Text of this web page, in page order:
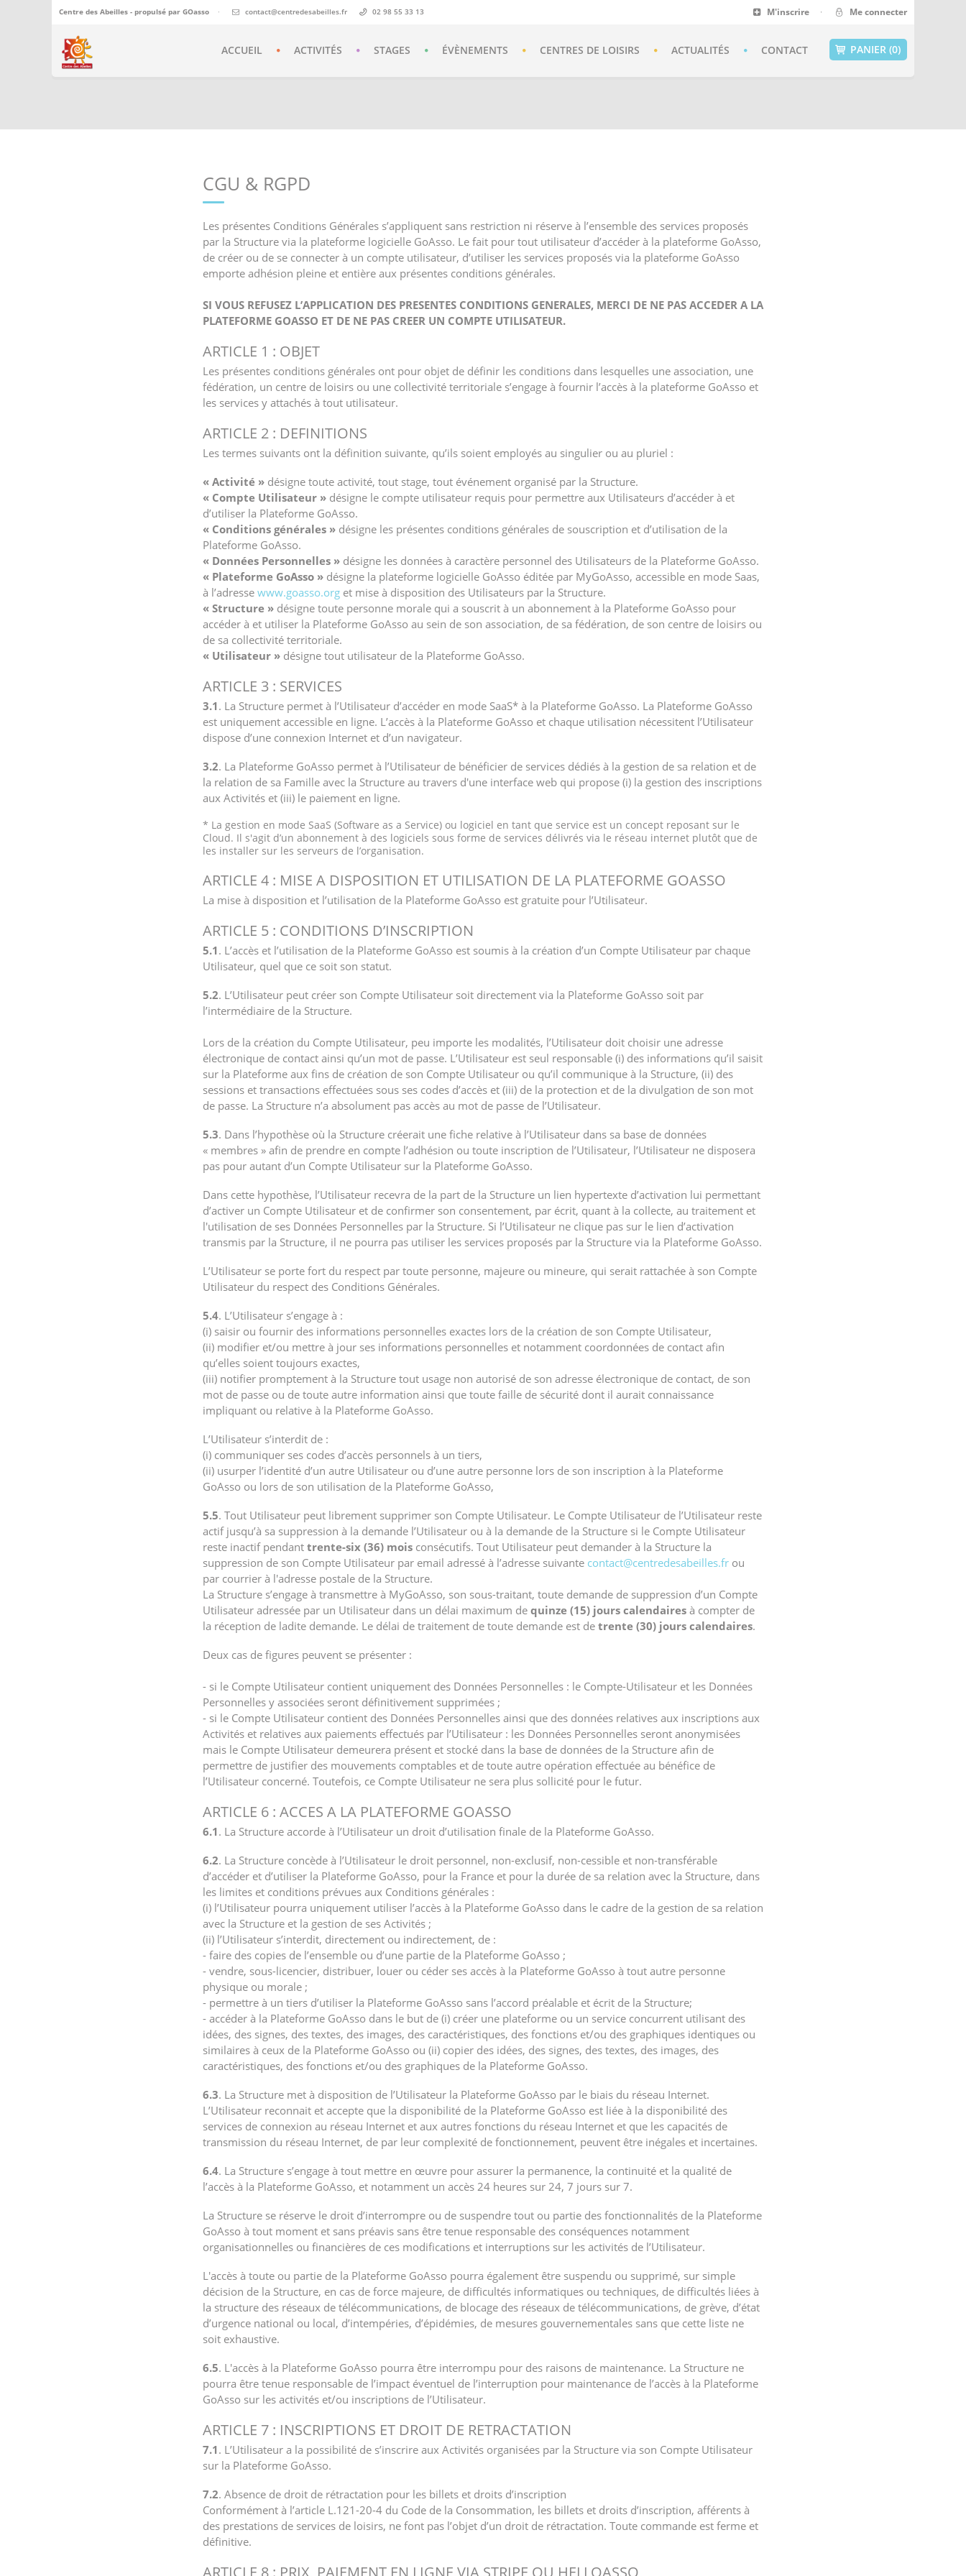
Centre des Abeilles - propulsé par GOasso · contact@centredesabeilles.fr 02 98 55 33 13 M'inscrire · Me connecter
PANIER (0)
ACCUEIL ACTIVITÉS STAGES ÉVÈNEMENTS CENTRES DE LOISIRS ACTUALITÉS CONTACT
CGU & RGPD
Les présentes Conditions Générales s’appliquent sans restriction ni réserve à l’ensemble des services proposés
par la Structure via la plateforme logicielle GoAsso. Le fait pour tout utilisateur d’accéder à la plateforme GoAsso,
de créer ou de se connecter à un compte utilisateur, d’utiliser les services proposés via la plateforme GoAsso
emporte adhésion pleine et entière aux présentes conditions générales.
SI VOUS REFUSEZ L’APPLICATION DES PRESENTES CONDITIONS GENERALES, MERCI DE NE PAS ACCEDER A LA
PLATEFORME GOASSO ET DE NE PAS CREER UN COMPTE UTILISATEUR.
ARTICLE 1 : OBJET
Les présentes conditions générales ont pour objet de définir les conditions dans lesquelles une association, une
fédération, un centre de loisirs ou une collectivité territoriale s’engage à fournir l’accès à la plateforme GoAsso et
les services y attachés à tout utilisateur.
ARTICLE 2 : DEFINITIONS
Les termes suivants ont la définition suivante, qu’ils soient employés au singulier ou au pluriel :
« Activité » désigne toute activité, tout stage, tout événement organisé par la Structure.
« Compte Utilisateur » désigne le compte utilisateur requis pour permettre aux Utilisateurs d’accéder à et
d’utiliser la Plateforme GoAsso.
« Conditions générales » désigne les présentes conditions générales de souscription et d’utilisation de la
Plateforme GoAsso.
« Données Personnelles » désigne les données à caractère personnel des Utilisateurs de la Plateforme GoAsso.
« Plateforme GoAsso » désigne la plateforme logicielle GoAsso éditée par MyGoAsso, accessible en mode Saas,
à l’adresse www.goasso.org et mise à disposition des Utilisateurs par la Structure.
« Structure » désigne toute personne morale qui a souscrit à un abonnement à la Plateforme GoAsso pour
accéder à et utiliser la Plateforme GoAsso au sein de son association, de sa fédération, de son centre de loisirs ou
de sa collectivité territoriale.
« Utilisateur » désigne tout utilisateur de la Plateforme GoAsso.
ARTICLE 3 : SERVICES
3.1. La Structure permet à l’Utilisateur d’accéder en mode SaaS* à la Plateforme GoAsso. La Plateforme GoAsso
est uniquement accessible en ligne. L’accès à la Plateforme GoAsso et chaque utilisation nécessitent l’Utilisateur
dispose d’une connexion Internet et d’un navigateur.
3.2. La Plateforme GoAsso permet à l’Utilisateur de bénéficier de services dédiés à la gestion de sa relation et de
la relation de sa Famille avec la Structure au travers d'une interface web qui propose (i) la gestion des inscriptions
aux Activités et (iii) le paiement en ligne.
* La gestion en mode SaaS (Software as a Service) ou logiciel en tant que service est un concept reposant sur le
Cloud. Il s'agit d’un abonnement à des logiciels sous forme de services délivrés via le réseau internet plutôt que de
les installer sur les serveurs de l’organisation.
ARTICLE 4 : MISE A DISPOSITION ET UTILISATION DE LA PLATEFORME GOASSO
La mise à disposition et l’utilisation de la Plateforme GoAsso est gratuite pour l’Utilisateur.
ARTICLE 5 : CONDITIONS D’INSCRIPTION
5.1. L’accès et l’utilisation de la Plateforme GoAsso est soumis à la création d’un Compte Utilisateur par chaque
Utilisateur, quel que ce soit son statut.
5.2. L’Utilisateur peut créer son Compte Utilisateur soit directement via la Plateforme GoAsso soit par
l’intermédiaire de la Structure.
Lors de la création du Compte Utilisateur, peu importe les modalités, l’Utilisateur doit choisir une adresse
électronique de contact ainsi qu’un mot de passe. L’Utilisateur est seul responsable (i) des informations qu’il saisit
sur la Plateforme aux fins de création de son Compte Utilisateur ou qu’il communique à la Structure, (ii) des
sessions et transactions effectuées sous ses codes d’accès et (iii) de la protection et de la divulgation de son mot
de passe. La Structure n’a absolument pas accès au mot de passe de l’Utilisateur.
5.3. Dans l’hypothèse où la Structure créerait une fiche relative à l’Utilisateur dans sa base de données
« membres » afin de prendre en compte l’adhésion ou toute inscription de l’Utilisateur, l’Utilisateur ne disposera
pas pour autant d’un Compte Utilisateur sur la Plateforme GoAsso.
Dans cette hypothèse, l’Utilisateur recevra de la part de la Structure un lien hypertexte d’activation lui permettant
d’activer un Compte Utilisateur et de confirmer son consentement, par écrit, quant à la collecte, au traitement et
l'utilisation de ses Données Personnelles par la Structure. Si l’Utilisateur ne clique pas sur le lien d’activation
transmis par la Structure, il ne pourra pas utiliser les services proposés par la Structure via la Plateforme GoAsso.
L’Utilisateur se porte fort du respect par toute personne, majeure ou mineure, qui serait rattachée à son Compte
Utilisateur du respect des Conditions Générales.
5.4. L’Utilisateur s’engage à :
(i) saisir ou fournir des informations personnelles exactes lors de la création de son Compte Utilisateur,
(ii) modifier et/ou mettre à jour ses informations personnelles et notamment coordonnées de contact afin
qu’elles soient toujours exactes,
(iii) notifier promptement à la Structure tout usage non autorisé de son adresse électronique de contact, de son
mot de passe ou de toute autre information ainsi que toute faille de sécurité dont il aurait connaissance
impliquant ou relative à la Plateforme GoAsso.
L’Utilisateur s’interdit de :
(i) communiquer ses codes d’accès personnels à un tiers,
(ii) usurper l’identité d’un autre Utilisateur ou d’une autre personne lors de son inscription à la Plateforme
GoAsso ou lors de son utilisation de la Plateforme GoAsso,
5.5. Tout Utilisateur peut librement supprimer son Compte Utilisateur. Le Compte Utilisateur de l’Utilisateur reste
actif jusqu’à sa suppression à la demande l’Utilisateur ou à la demande de la Structure si le Compte Utilisateur
reste inactif pendant trente-six (36) mois consécutifs. Tout Utilisateur peut demander à la Structure la
suppression de son Compte Utilisateur par email adressé à l’adresse suivante contact@centredesabeilles.fr ou
par courrier à l'adresse postale de la Structure.
La Structure s’engage à transmettre à MyGoAsso, son sous-traitant, toute demande de suppression d’un Compte
Utilisateur adressée par un Utilisateur dans un délai maximum de quinze (15) jours calendaires à compter de
la réception de ladite demande. Le délai de traitement de toute demande est de trente (30) jours calendaires.
Deux cas de figures peuvent se présenter :
- si le Compte Utilisateur contient uniquement des Données Personnelles : le Compte-Utilisateur et les Données
Personnelles y associées seront définitivement supprimées ;
- si le Compte Utilisateur contient des Données Personnelles ainsi que des données relatives aux inscriptions aux
Activités et relatives aux paiements effectués par l’Utilisateur : les Données Personnelles seront anonymisées
mais le Compte Utilisateur demeurera présent et stocké dans la base de données de la Structure afin de
permettre de justifier des mouvements comptables et de toute autre opération effectuée au bénéfice de
l’Utilisateur concerné. Toutefois, ce Compte Utilisateur ne sera plus sollicité pour le futur.
ARTICLE 6 : ACCES A LA PLATEFORME GOASSO
6.1. La Structure accorde à l’Utilisateur un droit d’utilisation finale de la Plateforme GoAsso.
6.2. La Structure concède à l’Utilisateur le droit personnel, non-exclusif, non-cessible et non-transférable
d’accéder et d’utiliser la Plateforme GoAsso, pour la France et pour la durée de sa relation avec la Structure, dans
les limites et conditions prévues aux Conditions générales :
(i) l’Utilisateur pourra uniquement utiliser l’accès à la Plateforme GoAsso dans le cadre de la gestion de sa relation
avec la Structure et la gestion de ses Activités ;
(ii) l’Utilisateur s’interdit, directement ou indirectement, de :
- faire des copies de l’ensemble ou d’une partie de la Plateforme GoAsso ;
- vendre, sous-licencier, distribuer, louer ou céder ses accès à la Plateforme GoAsso à tout autre personne
physique ou morale ;
- permettre à un tiers d’utiliser la Plateforme GoAsso sans l’accord préalable et écrit de la Structure;
- accéder à la Plateforme GoAsso dans le but de (i) créer une plateforme ou un service concurrent utilisant des
idées, des signes, des textes, des images, des caractéristiques, des fonctions et/ou des graphiques identiques ou
similaires à ceux de la Plateforme GoAsso ou (ii) copier des idées, des signes, des textes, des images, des
caractéristiques, des fonctions et/ou des graphiques de la Plateforme GoAsso.
6.3. La Structure met à disposition de l’Utilisateur la Plateforme GoAsso par le biais du réseau Internet.
L’Utilisateur reconnait et accepte que la disponibilité de la Plateforme GoAsso est liée à la disponibilité des
services de connexion au réseau Internet et aux autres fonctions du réseau Internet et que les capacités de
transmission du réseau Internet, de par leur complexité de fonctionnement, peuvent être inégales et incertaines.
6.4. La Structure s’engage à tout mettre en œuvre pour assurer la permanence, la continuité et la qualité de
l’accès à la Plateforme GoAsso, et notamment un accès 24 heures sur 24, 7 jours sur 7.
La Structure se réserve le droit d’interrompre ou de suspendre tout ou partie des fonctionnalités de la Plateforme
GoAsso à tout moment et sans préavis sans être tenue responsable des conséquences notamment
organisationnelles ou financières de ces modifications et interruptions sur les activités de l’Utilisateur.
L'accès à toute ou partie de la Plateforme GoAsso pourra également être suspendu ou supprimé, sur simple
décision de la Structure, en cas de force majeure, de difficultés informatiques ou techniques, de difficultés liées à
la structure des réseaux de télécommunications, de blocage des réseaux de télécommunications, de grève, d’état
d’urgence national ou local, d’intempéries, d’épidémies, de mesures gouvernementales sans que cette liste ne
soit exhaustive.
6.5. L'accès à la Plateforme GoAsso pourra être interrompu pour des raisons de maintenance. La Structure ne
pourra être tenue responsable de l’impact éventuel de l’interruption pour maintenance de l’accès à la Plateforme
GoAsso sur les activités et/ou inscriptions de l’Utilisateur.
ARTICLE 7 : INSCRIPTIONS ET DROIT DE RETRACTATION
7.1. L’Utilisateur a la possibilité de s’inscrire aux Activités organisées par la Structure via son Compte Utilisateur
sur la Plateforme GoAsso.
7.2. Absence de droit de rétractation pour les billets et droits d’inscription
Conformément à l’article L.121-20-4 du Code de la Consommation, les billets et droits d’inscription, afférents à
des prestations de services de loisirs, ne font pas l’objet d’un droit de rétractation. Toute commande est ferme et
définitive.
ARTICLE 8 : PRIX, PAIEMENT EN LIGNE VIA STRIPE OU HELLOASSO